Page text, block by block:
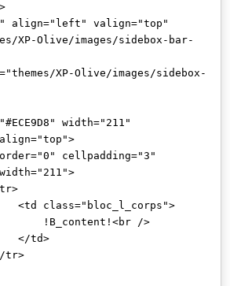
valign="top"
XP-Olive/images/sidebox-bar-
XP-Olive/images/sidebox-
width="211"
cellpadding="3"
/>